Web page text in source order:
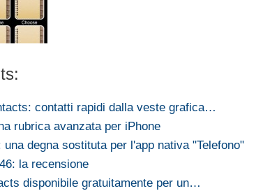
contatti rapidi dalla veste grafica…
rubrica avanzata per iPhone
una degna sostituta per l'app nativa "Telefono"
la recensione
disponibile gratuitamente per un…